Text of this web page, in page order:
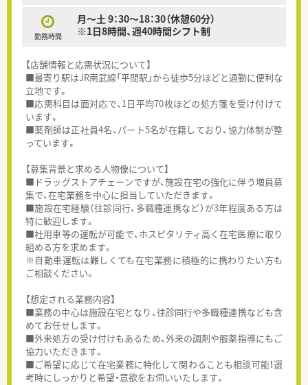
勤務時間
月～土 9：30～18：30（休憩60分）
※1日8時間、週40時間シフト制
【店舗情報と応需状況について】
■最寄り駅はJR南武線「平間駅」から徒歩5分ほどと通勤に便利な
立地です。
■応需科目は面対応で、1日平均70枚ほどの処方箋を受け付けて
います。
■薬剤師は正社員4名、パート5名が在籍しており、協力体制が整
っています。
【募集背景と求める人物像について】
■ドラッグストアチェーンですが、施設在宅の強化に伴う増員募
集で、在宅業務を中心に担当していただきます。
■施設在宅経験（往診同行、多職種連携など）が3年程度ある方は
特に歓迎します。
■社用車等の運転が可能で、ホスピタリティ高く在宅医療に取り
組める方を求めます。
※自動車運転は難しくても在宅業務に積極的に携わりたい方も
ご相談ください。
【想定される業務内容】
■業務の中心は施設在宅となり、往診同行や多職種連携なども含
めてお任せします。
■外来処方の受け付けもあるため、外来の調剤や服薬指導にもご
協力いただきます。
■ご希望に応じて在宅業務に特化して関わることも相談可能！選
考時にしっかりと希望・意欲をお伺いいたします。